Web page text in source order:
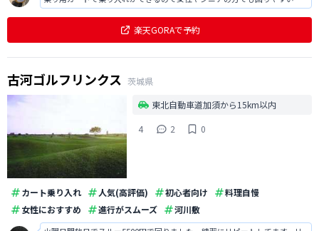
す。 アプローチ練習場がめちゃくちゃ広くてびっくりしました。
楽天GORAで予約
古河ゴルフリンクス 茨城県
東北自動車道加須から15km以内
4
2 0
カート乗り入れ 人気(高評価) 初心者向け
料理自慢
女性におすすめ
進行がスムーズ 河川敷